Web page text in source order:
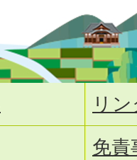
リ
免責